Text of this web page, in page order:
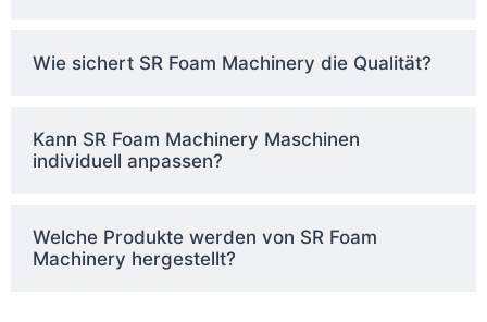
Wie sichert SR Foam Machinery die Qualität?
Kann SR Foam Machinery Maschinen
individuell anpassen?
Welche Produkte werden von SR Foam
Machinery hergestellt?